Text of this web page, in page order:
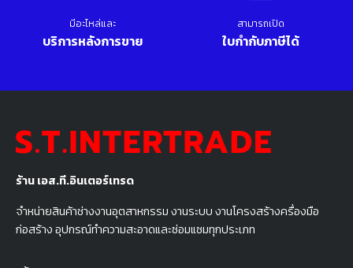
ร้าน เอส.ที.อินเตอร์เทรด
จำหน่ายสินค้าช่างงานอุตสาหกรรม งานระบบ งานโครงสร้างครื่องมือ
ก่อสร้าง อุปกรณ์ทำความสะอาดและซ่อมแซมทุกประเภท
มีอะไหล่และ
บริการหลังการขาย
สามารถเปิด
ใบกำกับภาษีได้